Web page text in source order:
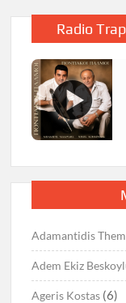
Radio
Adamantidis
Adem Ekiz
Ageris Kostas (6)